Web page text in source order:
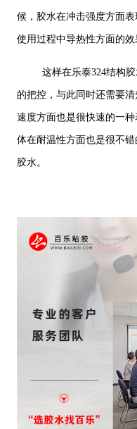
候，胶水在冲击强度方面
使用过程中导热性方面的效
这样在乐泰324结构
的把控，与此同时还需要
速度方面也是很快速的一
体在耐温性方面也是很不
胶水。